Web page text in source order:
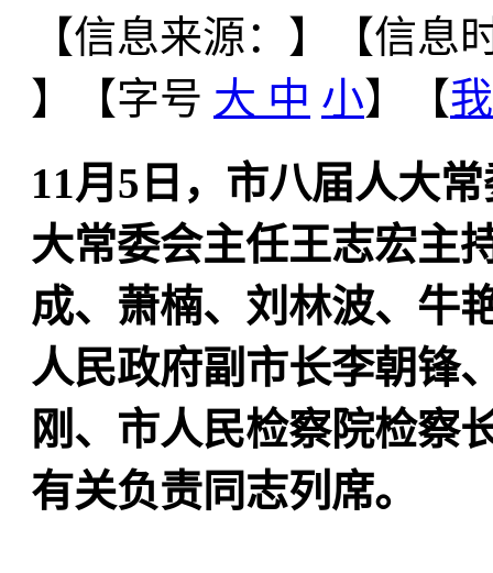
【信息来源： 】
【信息
】【字号 大 中 小】【
11月5日，市八届人大
大常委会主任王志宏主
成、萧楠、刘林波、牛
人民政府副市长李朝锋
刚、市人民检察院检察
有关负责同志列席。